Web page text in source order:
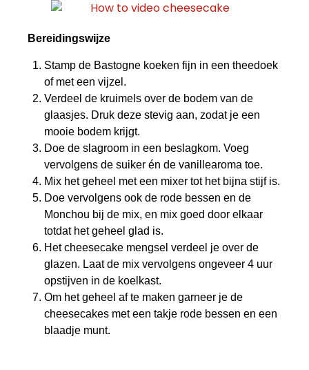
Bereidingswijze
Stamp de Bastogne koeken fijn in een theedoek
of met een vijzel.
Verdeel de kruimels over de bodem van de
glaasjes. Druk deze stevig aan, zodat je een
mooie bodem krijgt.
Doe de slagroom in een beslagkom. Voeg
vervolgens de suiker én de vanillearoma toe.
Mix het geheel met een mixer tot het bijna stijf is.
Doe vervolgens ook de rode bessen en de
Monchou bij de mix, en mix goed door elkaar
totdat het geheel glad is.
Het cheesecake mengsel verdeel je over de
glazen. Laat de mix vervolgens ongeveer 4 uur
opstijven in de koelkast.
Om het geheel af te maken garneer je de
cheesecakes met een takje rode bessen en een
blaadje munt.